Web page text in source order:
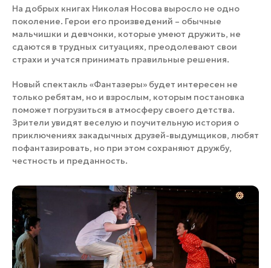
На добрых книгах Николая Носова выросло не одно
поколение. Герои его произведений – обычные
мальчишки и девчонки, которые умеют дружить, не
сдаются в трудных ситуациях, преодолевают свои
страхи и учатся принимать правильные решения.
Новый спектакль «Фантазеры» будет интересен не
только ребятам, но и взрослым, которым постановка
поможет погрузиться в атмосферу своего детства.
Зрители увидят веселую и поучительную история о
приключениях закадычных друзей-выдумщиков, любят
пофантазировать, но при этом сохраняют дружбу,
честность и преданность.